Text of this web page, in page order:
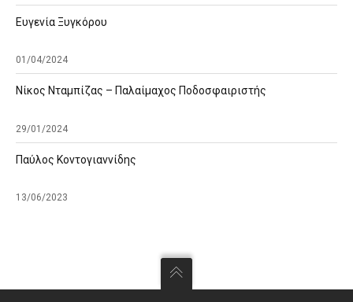
Ευγενία Ξυγκόρου
01/04/2024
Νίκος Νταμπίζας – Παλαίμαχος Ποδοσφαιριστής
29/01/2024
Παύλος Κοντογιαννίδης
13/06/2023